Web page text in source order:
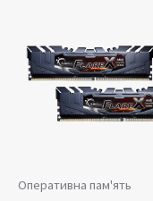
Оперативна пам'ять